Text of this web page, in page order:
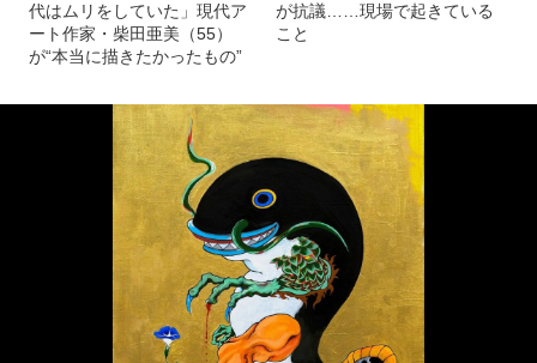
代はムリをしていた」現代ア
ート作家・柴田亜美（55）
が“本当に描きたかったもの”
が抗議……現場で起きている
こと